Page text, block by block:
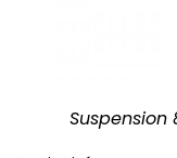
Suspension